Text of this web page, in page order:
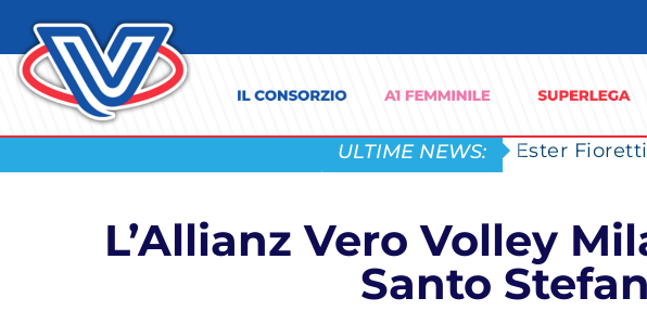
ULTIME NEWS: Ester
L’Allianz Vero Volley
Santo